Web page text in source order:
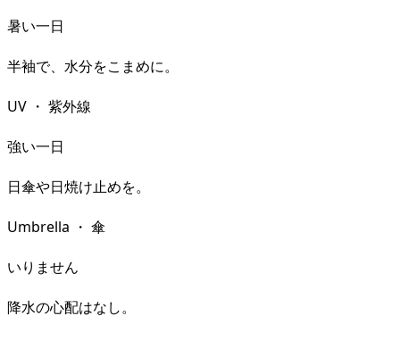
暑い一日
半袖で、水分をこまめに。
UV ・ 紫外線
強い一日
日傘や日焼け止めを。
Umbrella ・ 傘
いりません
降水の心配はなし。